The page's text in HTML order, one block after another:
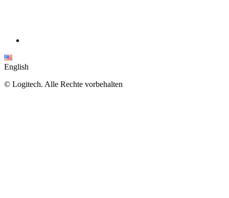
English
© Logitech. Alle Rechte vorbehalten